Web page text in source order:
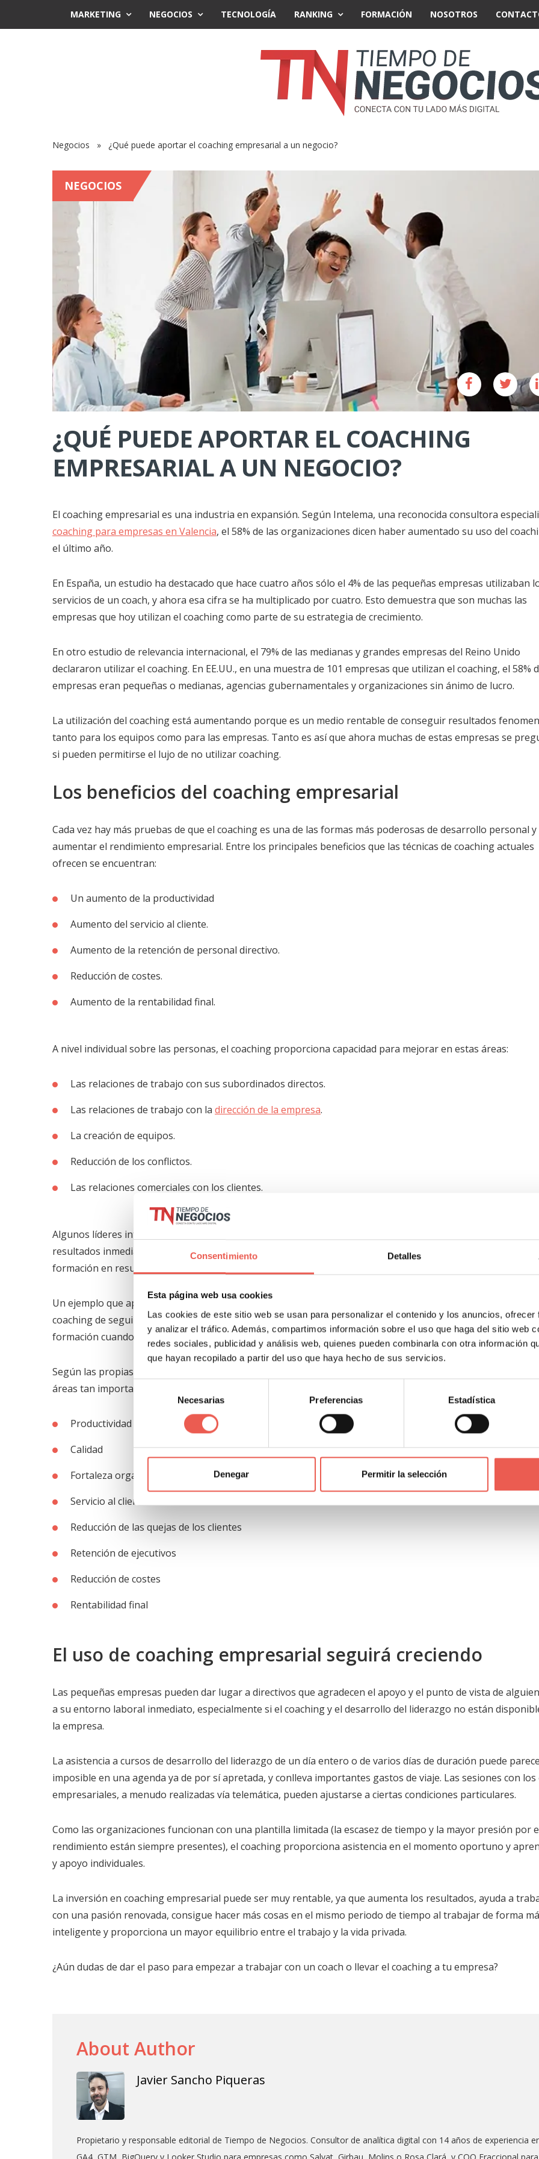
Consentimiento Detalles
Esta página web usa cookies
Las cookies de este sitio web se usan para personalizar el contenido y los anuncios,
y analizar el tráfico. Además, compartimos información sobre el uso que haga del sitio web
redes sociales, publicidad y análisis web, quienes pueden combinarla con otra información
que hayan recopilado a partir del uso que haya hecho de sus servicios.
consentimiento
Necesarias Preferencias Estadística
Denegar Permitir la selección
MARKETING NEGOCIOS TECNOLOGÍA RANKING FORMACIÓN NOSOTROS
Negocios » ¿Qué puede aportar el coaching empresarial a un negocio?
NEGOCIOS
¿QUÉ PUEDE APORTAR EL COACHING
EMPRESARIAL A UN NEGOCIO?
El coaching empresarial es una industria en expansión. Según Intelema, una reconocida consultora
coaching para empresas en Valencia, el 58% de las organizaciones dicen haber aumentado su uso del
el último año.
En España, un estudio ha destacado que hace cuatro años sólo el 4% de las pequeñas empresas utilizaban
servicios de un coach, y ahora esa cifra se ha multiplicado por cuatro. Esto demuestra que son muchas las
empresas que hoy utilizan el coaching como parte de su estrategia de crecimiento.
En otro estudio de relevancia internacional, el 79% de las medianas y grandes empresas del Reino Unido
declararon utilizar el coaching. En EE.UU., en una muestra de 101 empresas que utilizan el coaching, el 58%
empresas eran pequeñas o medianas, agencias gubernamentales y organizaciones sin ánimo de lucro.
La utilización del coaching está aumentando porque es un medio rentable de conseguir resultados
tanto para los equipos como para las empresas. Tanto es así que ahora muchas de estas empresas se
si pueden permitirse el lujo de no utilizar coaching.
Los beneficios del coaching empresarial
Cada vez hay más pruebas de que el coaching es una de las formas más poderosas de desarrollo personal y
aumentar el rendimiento empresarial. Entre los principales beneficios que las técnicas de coaching actuales
ofrecen se encuentran:
Un aumento de la productividad
Aumento del servicio al cliente.
Aumento de la retención de personal directivo.
Reducción de costes.
Aumento de la rentabilidad final.
A nivel individual sobre las personas, el coaching proporciona capacidad para mejorar en estas áreas:
Las relaciones de trabajo con sus subordinados directos.
Las relaciones de trabajo con la dirección de la empresa.
La creación de equipos.
Reducción de los conflictos.
Las relaciones comerciales con los clientes.
Algunos líderes intentan ahorrar dinero limitando sus gastos en formación porque consideran que ésta no
resultados inmediatos en la cuenta de resultados. Sin embargo, el coaching puede convertir una inversión
formación en resultados positivos espectaculares.
Un ejemplo que apoya esta afirmación es el de la compañía Xerox, quien descubrió que el impacto del uso
coaching de seguimiento después de la formación formal dio un aumento masivo del 87% en la efectividad
formación cuando se compara con la formación sola.
Según las propias empresas los beneficios de proporcionar coaching a la plantilla influyen
áreas tan importantes como las de:
Productividad
Calidad
Fortaleza organizativa
Servicio al cliente
Reducción de las quejas de los clientes
Retención de ejecutivos
Reducción de costes
Rentabilidad final
El uso de coaching empresarial seguirá creciendo
Las pequeñas empresas pueden dar lugar a directivos que agradecen el apoyo y el punto de vista de
a su entorno laboral inmediato, especialmente si el coaching y el desarrollo del liderazgo no están
la empresa.
La asistencia a cursos de desarrollo del liderazgo de un día entero o de varios días de duración puede
imposible en una agenda ya de por sí apretada, y conlleva importantes gastos de viaje. Las sesiones con los
empresariales, a menudo realizadas vía telemática, pueden ajustarse a ciertas condiciones particulares.
Como las organizaciones funcionan con una plantilla limitada (la escasez de tiempo y la mayor presión por
rendimiento están siempre presentes), el coaching proporciona asistencia en el momento oportuno y
y apoyo individuales.
La inversión en coaching empresarial puede ser muy rentable, ya que aumenta los resultados, ayuda a
con una pasión renovada, consigue hacer más cosas en el mismo periodo de tiempo al trabajar de forma
inteligente y proporciona un mayor equilibrio entre el trabajo y la vida privada.
¿Aún dudas de dar el paso para empezar a trabajar con un coach o llevar el coaching a tu empresa?
About Author
Javier Sancho Piqueras
Propietario y responsable editorial de Tiempo de Negocios. Consultor de analítica digital con 14 años de experiencia